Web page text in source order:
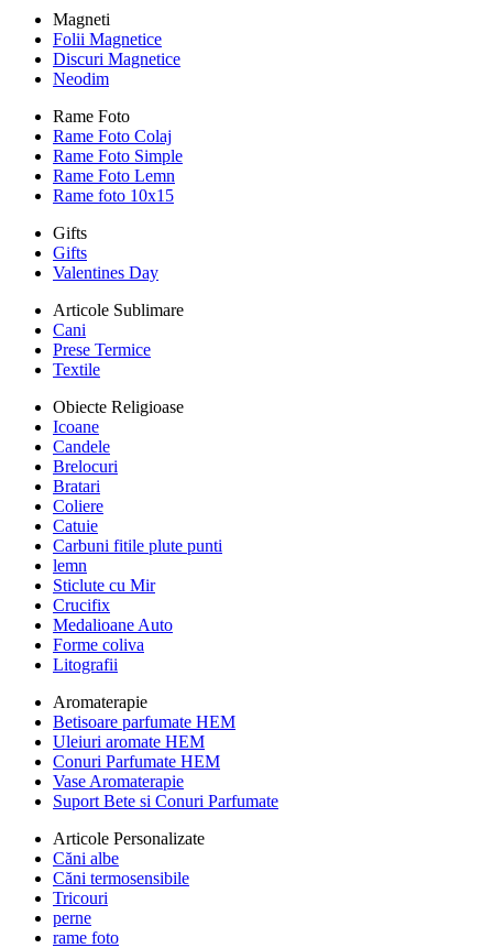
Magneti
Folii Magnetice
Discuri Magnetice
Neodim
Rame Foto
Rame Foto Colaj
Rame Foto Simple
Rame Foto Lemn
Rame foto 10x15
Gifts
Gifts
Valentines Day
Articole Sublimare
Cani
Prese Termice
Textile
Obiecte Religioase
Icoane
Candele
Brelocuri
Bratari
Coliere
Catuie
Carbuni fitile plute punti
lemn
Sticlute cu Mir
Crucifix
Medalioane Auto
Forme coliva
Litografii
Aromaterapie
Betisoare parfumate HEM
Uleiuri aromate HEM
Conuri Parfumate HEM
Vase Aromaterapie
Suport Bete si Conuri Parfumate
Articole Personalizate
Căni albe
Căni termosensibile
Tricouri
perne
rame foto